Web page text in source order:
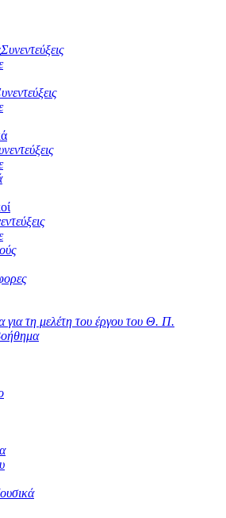
Συνεντεύξεις
για τη μελέτη του έργου του Θ. Π.